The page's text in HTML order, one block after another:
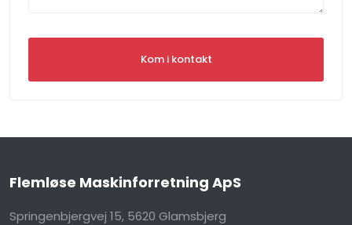
Flemløse Maskinforretning ApS
Springenbjergvej 15, 5620 Glamsbjerg​